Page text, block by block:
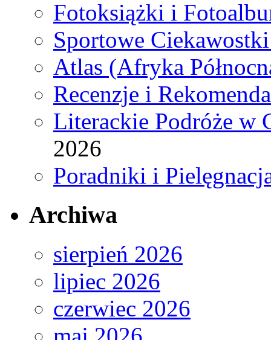
Fotoksiążki i
Sportowe
Atlas (Afryka
Recenzje i
Literackie Podróże w
2026
Poradniki i
Archiwa
sierpień 2026
lipiec 2026
czerwiec 2026